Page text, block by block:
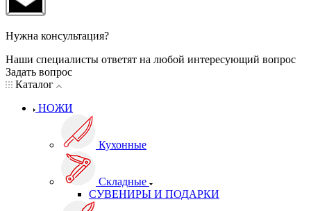
Нужна консультация?
Наши специалисты ответят на любой интересующий вопрос
Задать вопрос
Каталог
НОЖИ
Кухонные
Складные
СУВЕНИРЫ И ПОДАРКИ